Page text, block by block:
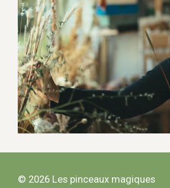
© 2026 Les pinceaux magiques